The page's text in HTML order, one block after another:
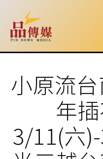
小原流
年
3/11(六